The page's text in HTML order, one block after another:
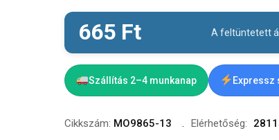
665 Ft A feltüntetett
Szállítás 2–4 munkanap Expressz
Cikkszám: MO9865-13 Elérhetőség: